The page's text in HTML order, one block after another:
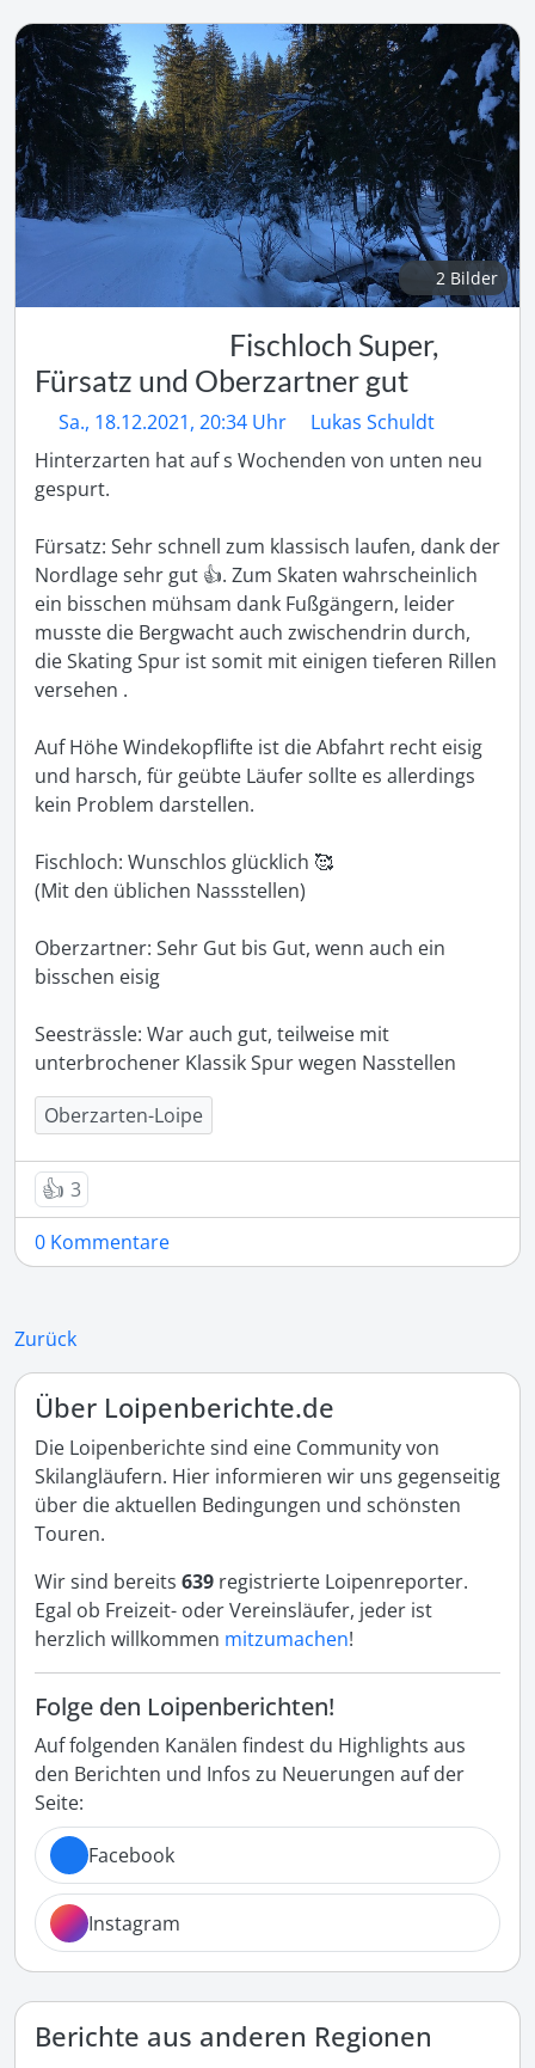
2 Bilder
Fischloch Super,
Fürsatz und Oberzartner gut
Sa., 18.12.2021, 20:34 Uhr
Lukas Schuldt
Hinterzarten hat auf s Wochenden von unten neu
gespurt.
Fürsatz: Sehr schnell zum klassisch laufen, dank der
Nordlage sehr gut 👍. Zum Skaten wahrscheinlich
ein bisschen mühsam dank Fußgängern, leider
musste die Bergwacht auch zwischendrin durch,
die Skating Spur ist somit mit einigen tieferen Rillen
versehen .
Auf Höhe Windekopflifte ist die Abfahrt recht eisig
und harsch, für geübte Läufer sollte es allerdings
kein Problem darstellen.
Fischloch: Wunschlos glücklich 🥰
(Mit den üblichen Nassstellen)
Oberzartner: Sehr Gut bis Gut, wenn auch ein
bisschen eisig
Seesträssle: War auch gut, teilweise mit
unterbrochener Klassik Spur wegen Nasstellen
Oberzarten-Loipe
👍 3
0 Kommentare
Zurück
Über Loipenberichte.de
Die Loipenberichte sind eine Community von
Skilangläufern. Hier informieren wir uns gegenseitig
über die aktuellen Bedingungen und schönsten
Touren.
Wir sind bereits 639 registrierte Loipenreporter.
Egal ob Freizeit- oder Vereinsläufer, jeder ist
herzlich willkommen mitzumachen!
Folge den Loipenberichten!
Auf folgenden Kanälen findest du Highlights aus
den Berichten und Infos zu Neuerungen auf der
Seite:
Facebook
Instagram
Berichte aus anderen Regionen